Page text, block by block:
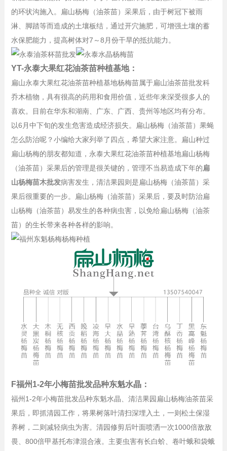
的环状沟施入。扁山杨梅（油茶苗）采果后，由于树冠下被雨
淋、脚踏等而造成的土壤板结，通过开穴施肥，可增强土壤的蓄
水保肥能力，提高树体对7～8月份干旱的抵抗能力。
YT-永泰大果红花油茶苗种植基地：
扁山永泰大果红花油茶苗种植基地杨梅苗属于扁山油茶苗批发科
乔木植物，具有很高的药用和食用价值，近些年来深受很多人的
喜欢。目前在华东和湖南、广东、广西、贵州等地区均有分布。
以6月中下旬的发生危害造成经济损失。扁山杨梅（油茶苗）果蝇
怎么防治呢？小编给大家列举了四点，希望大家注意。扁山种过
扁山杨梅的朋友都知道，永泰大果红花油茶苗种植基地扁山杨梅
（油茶苗）采果后的管理是很关键的，管理不当易造成下年的扁
山杨梅苗木批发病害发生，清洁果园则是扁山杨梅（油茶苗）采
果后很重要的一步。扁山杨梅（油茶苗）采果后，要及时防治扁
山杨梅（油茶苗）易发生的各种病虫害，以免给扁山杨梅（油茶
苗）的生长带来各种各样的影响。
F福州1-2年小梅苗批发品种东魁水晶：
福州1-2年小梅苗批发品种东魁水晶、清洁果园扁山杨梅油茶苗采
果后，即抓清园工作，将果树落叶清扫深埋入土，一则松土保湿
养树，二则减轻病虫为害。清园修剪后叶面喷洒一次1000倍敌敌
畏、800倍甲基托布津混合液。主要虫害有长白蚧、卷叶蛾和袋蛾